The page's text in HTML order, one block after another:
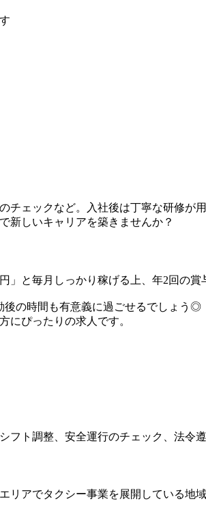
チェックなど。入社後は丁寧な研修
新しいキャリアを築きませんか？
と毎月しっかり稼げる上、年2回の
後の時間も有意義に過ごせるでしょう◎
にぴったりの求人です。
フト調整、安全運行のチェック、法令
アでタクシー事業を展開している地